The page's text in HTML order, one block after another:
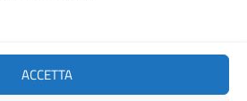
ACCETTA